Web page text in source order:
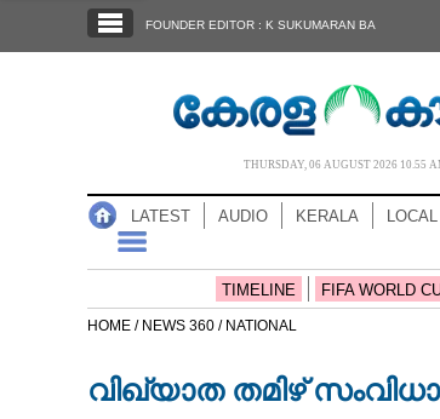
NOTIFIED NEWS
FOUNDER EDITOR : K SUKUMARAN BA
THURSDAY, 06 AUGUST 2026 10.55
LATEST AUDIO KERALA LOCAL
TIMELINE FIFA WORLD
HOME / NEWS 360 / NATIONAL
വിഖ്യാത തമിഴ്